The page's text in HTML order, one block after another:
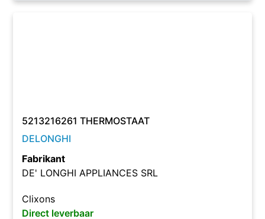
5213216261 THERMOSTAAT
DELONGHI
Fabrikant
DE' LONGHI APPLIANCES SRL
Clixons
Direct leverbaar